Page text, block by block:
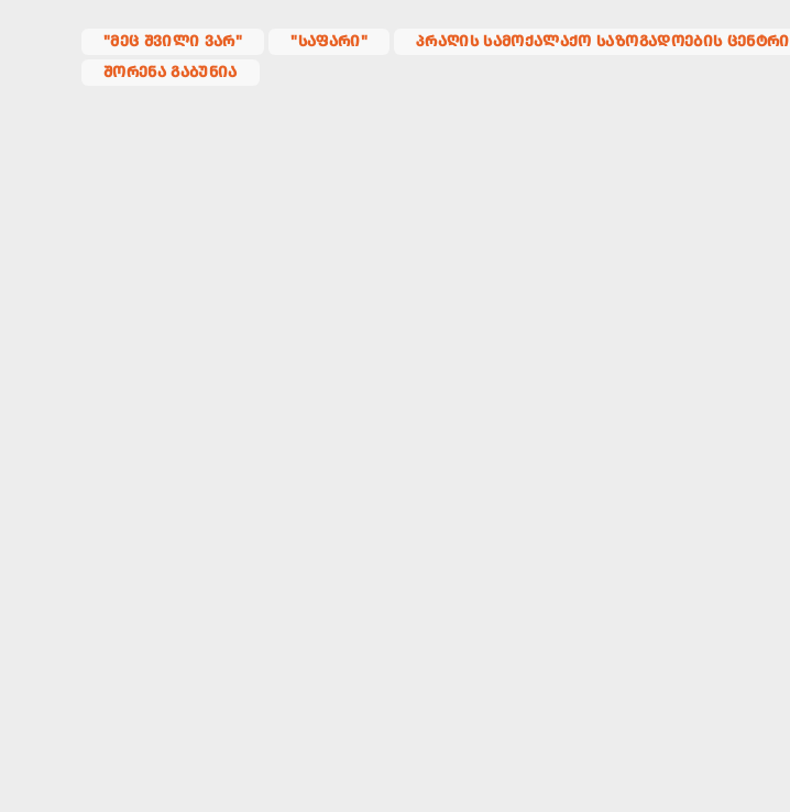
"ᲛᲔᲪ ᲨᲕᲘᲚᲘ ᲕᲐᲠ" "ᲡᲐᲤᲐᲠᲘ"
ᲞᲠᲐᲦᲘᲡ ᲡᲐᲛᲝᲥᲐᲚᲐᲥᲝ ᲡᲐᲖᲝᲒᲐᲓᲝᲔᲑᲘᲡ ᲪᲔᲜᲢᲠᲘ
ᲨᲝᲠᲔᲜᲐ ᲒᲐᲑᲣᲜᲘᲐ